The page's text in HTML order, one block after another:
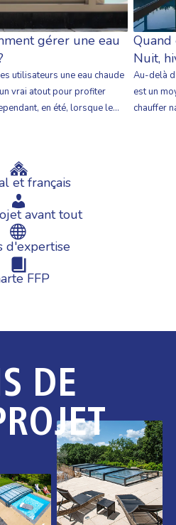
gérer une eau
utilisateurs une eau chaude
vrai atout pour profiter
en été, lorsque le
Quand
Nuit,
Au-delà
est un
chauffer
et français
avant tout
d'expertise
FFP
DE